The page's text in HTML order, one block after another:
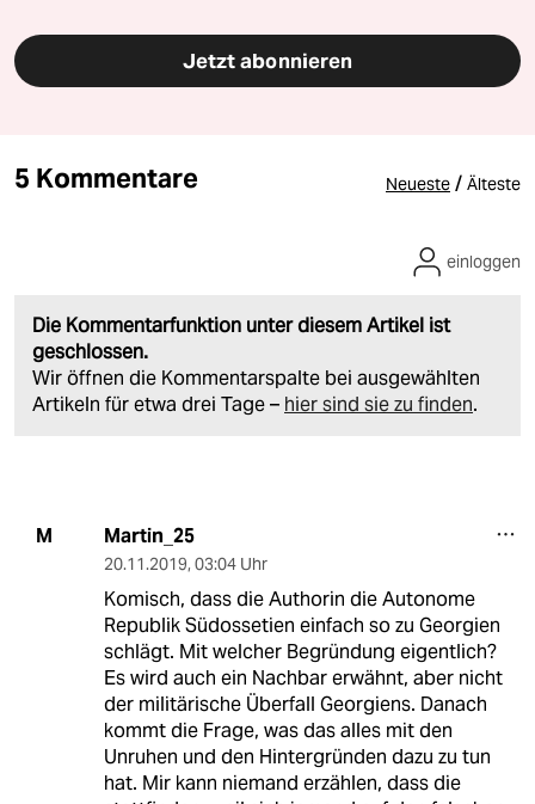
Jetzt abonnieren
5 Kommentare Neueste / Älteste
Die Kommentarfunktion unter diesem Artikel ist
geschlossen.
Wir öffnen die Kommentarspalte bei ausgewählten
Artikeln für etwa drei Tage – hier sind sie zu finden.
einloggen
M Martin_25
20.11.2019, 03:04 Uhr
Komisch, dass die Authorin die Autonome
Republik Südossetien einfach so zu Georgien
schlägt. Mit welcher Begründung eigentlich?
Es wird auch ein Nachbar erwähnt, aber nicht
der militärische Überfall Georgiens. Danach
kommt die Frage, was das alles mit den
Unruhen und den Hintergründen dazu zu tun
hat. Mir kann niemand erzählen, dass die